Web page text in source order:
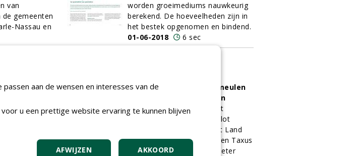
van
gemeenten
Nassau en
worden groeimediums nauwkeurig
berekend. De hoeveelheden zijn in
het bestek opgenomen en bindend.
01-06-2018
6 sec
is variatie
als de
bestaat
Sorbus
boomambassadeur Vermeulen
helemaal niet zo gewoon
Op de binnenplaats van het
middeleeuwse kasteeltje Slot
Doddendael in Ewijk, in het Land
van Maas en Waal, staat een Taxus
baccata van circa twaalf meter
aan de wensen en interesses van de
u een prettige website ervaring te kunnen blijven
AKKOORD
AFWIJZEN